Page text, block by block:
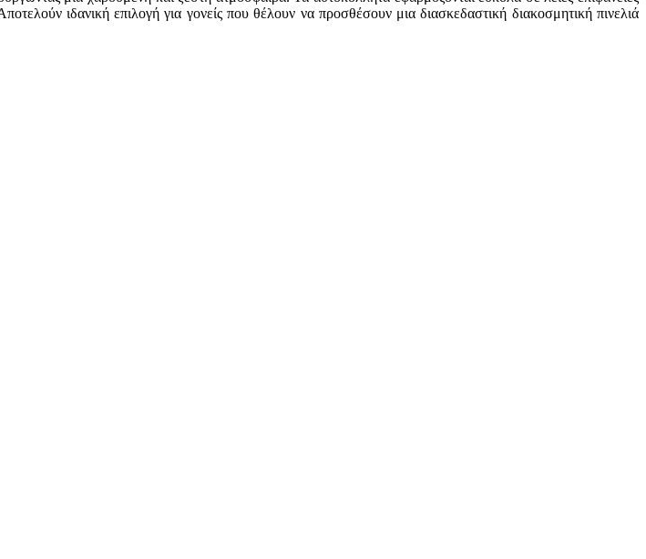
ιδανική επιλογή για γονείς που θέλουν να προσθέσουν μια διασκεδαστική διακοσμητική πινελιά